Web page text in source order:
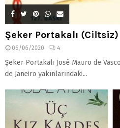
Şeker Portakalı (Ciltsiz)
06/06/2020 4
Şeker Portakalı José Mauro de
de Janeiro yakınlarındaki...